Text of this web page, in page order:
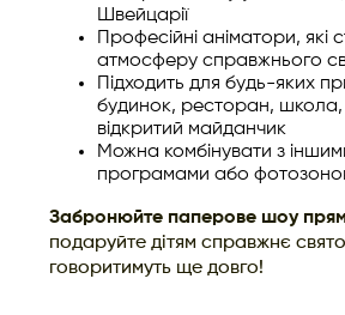
Швейцарії
Професійні аніматори, які
атмосферу справжнього
Підходить для будь-яких
будинок, ресторан,
відкритий майданчик
Можна комбінувати з
програмами або
Забронюйте паперове шоу
подаруйте дітям справжнє
говоритимуть ще довго!